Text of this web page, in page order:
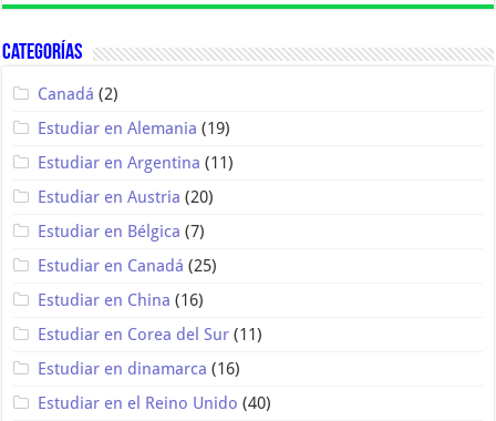
Categorías
Canadá (2)
Estudiar en Alemania (19)
Estudiar en Argentina (11)
Estudiar en Austria (20)
Estudiar en Bélgica (7)
Estudiar en Canadá (25)
Estudiar en China (16)
Estudiar en Corea del Sur (11)
Estudiar en dinamarca (16)
Estudiar en el Reino Unido (40)